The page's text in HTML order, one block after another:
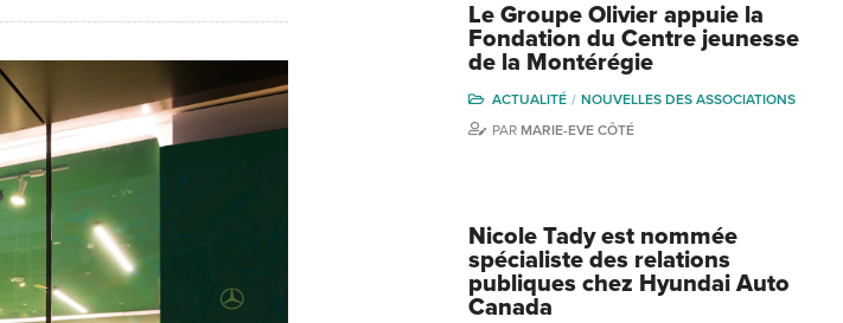
Le Groupe Olivier appuie la
Fondation du Centre jeunesse
de la Montérégie
ACTUALITÉ
NOUVELLES DES ASSOCIATIONS
PAR MARIE-EVE CÔTÉ
Nicole Tady est nommée
spécialiste des relations
publiques chez Hyundai Auto
Canada